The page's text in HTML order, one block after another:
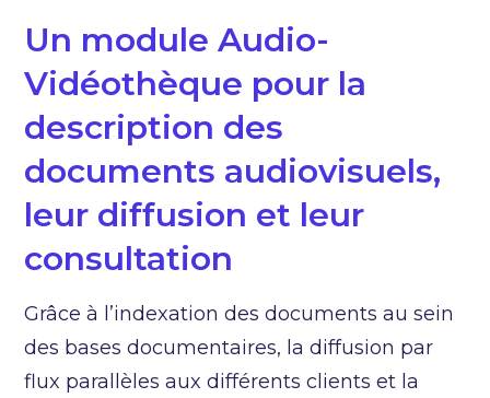
Un module Audio-
Vidéothèque pour la
description des
documents audiovisuels,
leur diffusion et leur
consultation
Grâce à l’indexation des documents au sein
des bases documentaires, la diffusion par
flux parallèles aux différents clients et la